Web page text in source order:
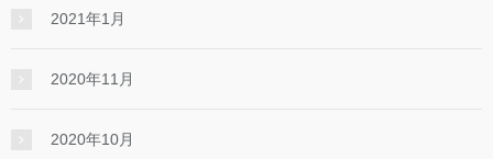
2021年1月
2020年11月
2020年10月